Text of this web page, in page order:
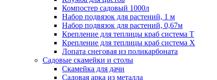
Компостер садовый 1000л
Набор подвязок для растений, 1 м
Набор подвязок для растений, 0,67м
Крепление для теплицы краб система Т
Крепление для теплицы краб система Х
Лопата снеговая из поликарбоната
Садовые скамейки и столы
Скамейка для дачи
Садовая арка из металла